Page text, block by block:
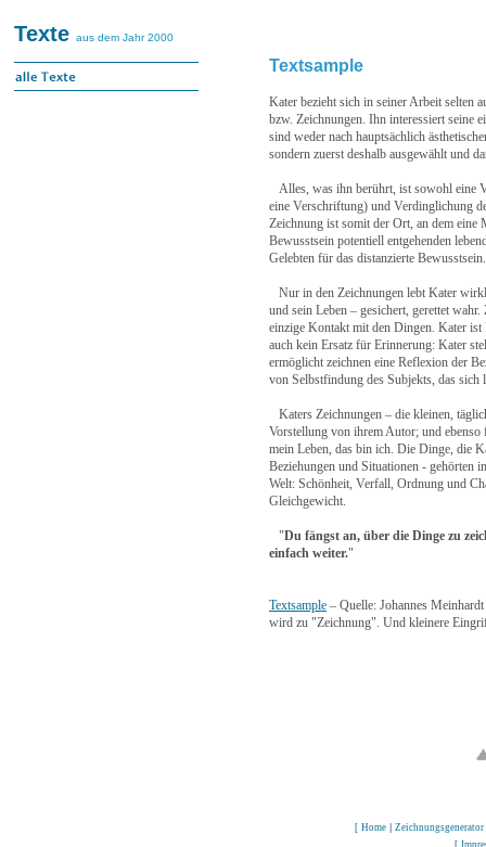
Texte aus dem Jahr 2000
Textsample
Kater bezieht sich in seiner Arbeit selten
bzw. Zeichnungen. Ihn interessiert seine
sind weder nach hauptsächlich
sondern zuerst deshalb ausgewählt und
Alles, was ihn berührt, ist sowohl eine
eine Verschriftung) und Verdinglichung
Zeichnung ist somit der Ort, an dem
Bewusstsein potentiell entgehenden
Gelebten für das distanzierte Bewusstsein.
Nur in den Zeichnungen lebt Kater
und sein Leben – gesichert, gerettet
einzige Kontakt mit den Dingen. Kater
auch kein Ersatz für Erinnerung: Kater
ermöglicht zeichnen eine Reflexion der
von Selbstfindung des Subjekts, das sich
Katers Zeichnungen – die kleinen,
Vorstellung von ihrem Autor; und ebenso
mein Leben, das bin ich. Die Dinge, die
Beziehungen und Situationen - gehörten
Welt: Schönheit, Verfall, Ordnung und
Gleichgewicht.
"Du fängst an, über die Dinge zu
einfach weiter."
Textsample – Quelle: Johannes
wird zu "Zeichnung". Und kleinere
[ Home| Zeichnungsgenerator
[